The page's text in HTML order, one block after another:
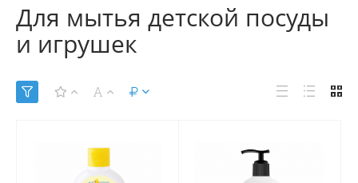
Для мытья детской посуды
и игрушек